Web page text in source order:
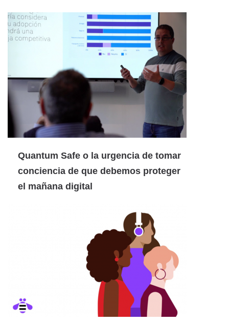
Quantum Safe o la urgencia de tomar
conciencia de que debemos proteger
el mañana digital